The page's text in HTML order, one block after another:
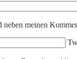
neben meinen